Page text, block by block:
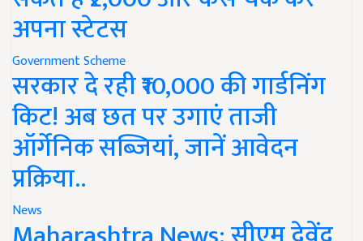
अपना स्टेटस
Government Scheme
सरकार दे रही ₹10,000 की गार्डनिंग
किट! अब छत पर उगाएं ताजी
ऑर्गेनिक सब्जियां, जानें आवेदन
प्रक्रिया..
News